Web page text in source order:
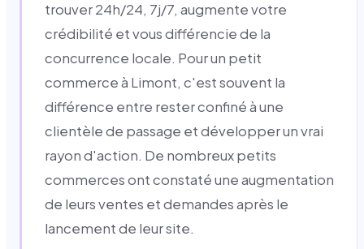
trouver 24h/24, 7j/7, augmente votre
crédibilité et vous différencie de la
concurrence locale. Pour un petit
commerce à Limont, c'est souvent la
différence entre rester confiné à une
clientèle de passage et développer un vrai
rayon d'action. De nombreux petits
commerces ont constaté une augmentation
de leurs ventes et demandes après le
lancement de leur site.